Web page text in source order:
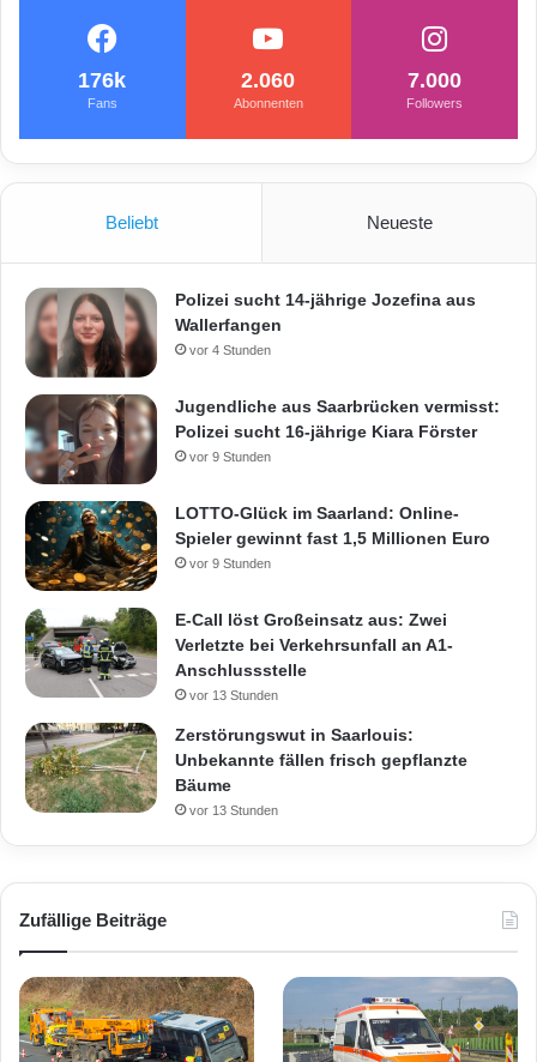
176k
Fans
2.060
Abonnenten
7.000
Followers
Beliebt Neueste
Polizei sucht 14-jährige Jozefina aus
Wallerfangen
vor 4 Stunden
Jugendliche aus Saarbrücken vermisst:
Polizei sucht 16-jährige Kiara Förster
vor 9 Stunden
LOTTO-Glück im Saarland: Online-
Spieler gewinnt fast 1,5 Millionen Euro
vor 9 Stunden
E-Call löst Großeinsatz aus: Zwei
Verletzte bei Verkehrsunfall an A1-
Anschlussstelle
vor 13 Stunden
Zerstörungswut in Saarlouis:
Unbekannte fällen frisch gepflanzte
Bäume
vor 13 Stunden
Zufällige Beiträge